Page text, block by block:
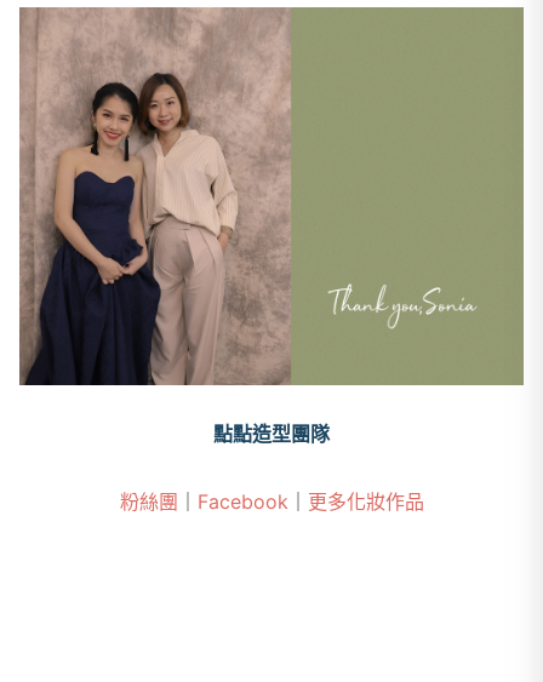
點點造型團隊
粉絲團 Facebook 更多化妝作品